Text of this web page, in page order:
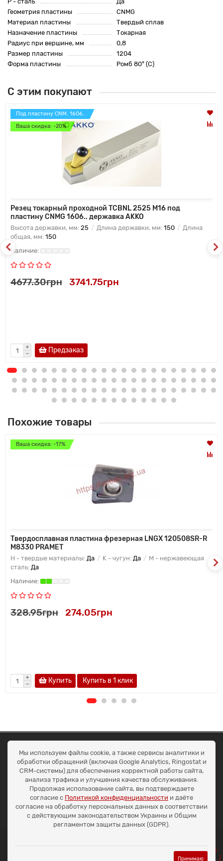
Геометрия пластины
CNMG
Материал пластины
Твердый сплав
Назначение пластины
Токарная
Радиус при вершине, мм
0,8
Размер пластины
1204
Форма пластины
Ромб 80° (C)
С этим покупают
Под пластину CNM. 1606..
Ваша скидка: -20%
Резец токарный проходной TCBNL 2525 M16 под
пластину CNMG 1606.. державка AKKO
Высота державки, мм: 25 Длина державки, мм: 150
Длина
общая, мм: 150
4677.30грн 3741.75грн
Предзаказ
Похожие товары
Ваша скидка: -17%
Твердосплавная пластина фрезерная LNGX 120508SR-R
M8330 PRAMET
H - твердые материалы: Да K - чугун: Да
M - нержавеющая
сталь: Да
328.95грн 274.05грн
Купить Купить в 1 клик
ОКЕАН ТРЕЙД
Договір публичної оферти
Доставка та оплата
Наші контакти
Умови повернення
+38 (099) 452-20-02
+38 (098) 492-20-02
office@ocean.biz.ua
Мы используем файлы cookie, а также сервисы аналитики и
обработки обращений (включая Google Analytics, Ringostat и
CRM-системы) для обеспечения корректной работы сайта,
анализа трафика и улучшения качества обслуживания.
Продолжая использование сайта, вы подтверждаете
согласие с Политикой конфиденциальности и даёте
согласие на обработку персональных данных в соответствии
с действующим законодательством Украины и Общим
регламентом защиты данных (GDPR).
Принимаю